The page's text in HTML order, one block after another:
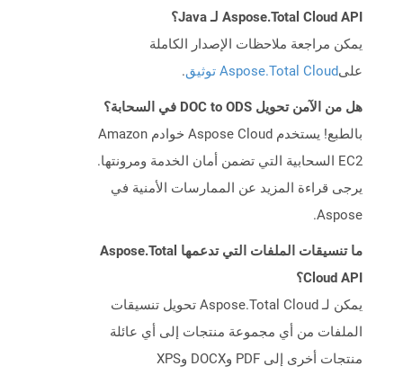
Aspose.Total Cloud API لـ Java؟
يمكن مراجعة ملاحظات الإصدار الكاملة
علىAspose.Total Cloud توثيق .
هل من الآمن تحويل DOC to ODS في السحابة؟
بالطبع! يستخدم Aspose Cloud خوادم Amazon
EC2 السحابية التي تضمن أمان الخدمة ومرونتها.
يرجى قراءة المزيد عن الممارسات الأمنية في
Aspose.
ما تنسيقات الملفات التي تدعمها Aspose.Total
Cloud API؟
يمكن لـ Aspose.Total Cloud تحويل تنسيقات
الملفات من أي مجموعة منتجات إلى أي عائلة
منتجات أخرى إلى PDF وDOCX وXPS